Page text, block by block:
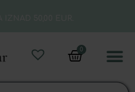
0